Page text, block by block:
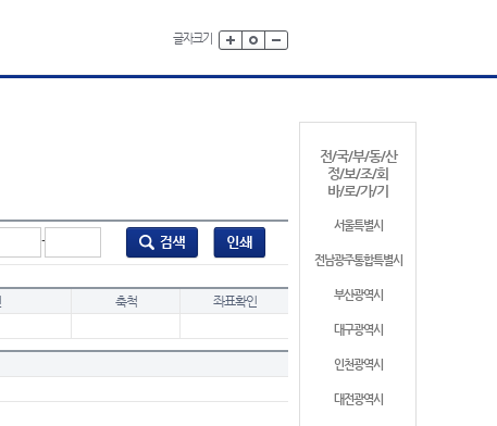
글자크기
전/국/부/동/산
정/보/조/회
바/로/가/기
서울특별시
전남광주통합특별시
부산광역시
대구광역시
인천광역시
대전광역시
-
축척 좌표확인